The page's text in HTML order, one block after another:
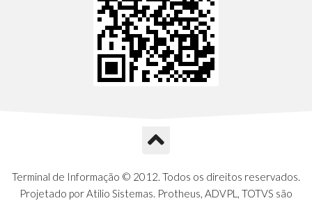
Terminal de Informação © 2012. Todos os direitos reservados.
Projetado por Atilio Sistemas. Protheus, ADVPL, TOTVS são